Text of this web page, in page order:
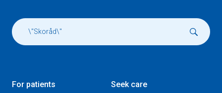
For patients
Seek care